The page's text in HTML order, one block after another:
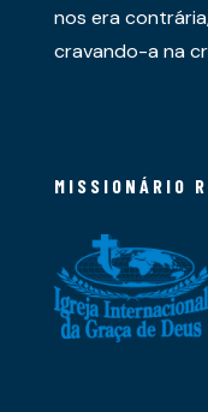
nos era
cravando-a na
MISSIONÁRIO